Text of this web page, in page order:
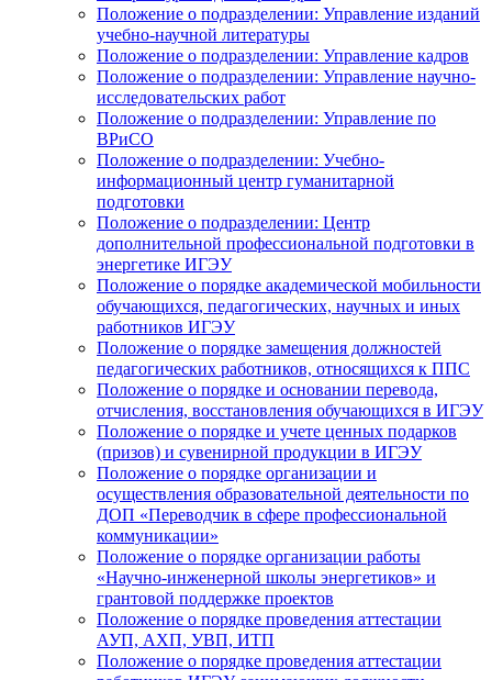
Положение о подразделении: Управление изданий
учебно-научной литературы
Положение о подразделении: Управление кадров
Положение о подразделении: Управление научно-
исследовательских работ
Положение о подразделении: Управление по
ВРиСО
Положение о подразделении: Учебно-
информационный центр гуманитарной
подготовки
Положение о подразделении: Центр
дополнительной профессиональной подготовки в
энергетике ИГЭУ
Положение о порядке академической мобильности
обучающихся, педагогических, научных и иных
работников ИГЭУ
Положение о порядке замещения должностей
педагогических работников, относящихся к ППС
Положение о порядке и основании перевода,
отчисления, восстановления обучающихся в ИГЭУ
Положение о порядке и учете ценных подарков
(призов) и сувенирной продукции в ИГЭУ
Положение о порядке организации и
осуществления образовательной деятельности по
ДОП «Переводчик в сфере профессиональной
коммуникации»
Положение о порядке организации работы
«Научно-инженерной школы энергетиков» и
грантовой поддержке проектов
Положение о порядке проведения аттестации
АУП, АХП, УВП, ИТП
Положение о порядке проведения аттестации